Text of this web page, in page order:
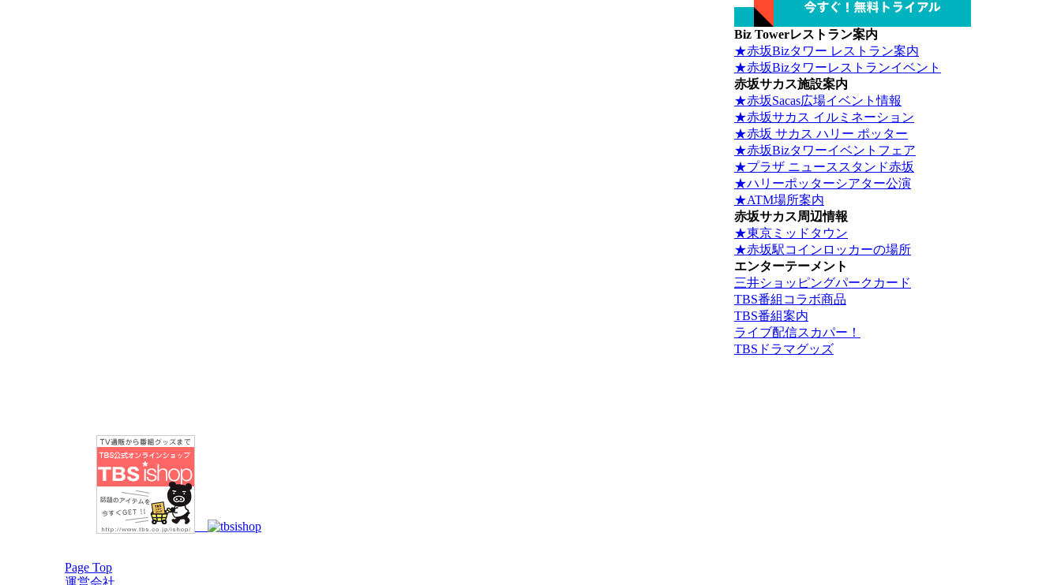
Biz Towerレストラン案内
★赤坂Bizタワー レストラン案内
★赤坂Bizタワーレストランイベント
赤坂サカス施設案内
★赤坂Sacas広場イベント情報
★赤坂サカス イルミネーション
★赤坂 サカス ハリー ポッター
★赤坂Bizタワーイベントフェア
★プラザ ニューススタンド赤坂
★ハリーポッターシアター公演
★ATM場所案内
赤坂サカス周辺情報
★東京ミッドタウン
★赤坂駅コインロッカーの場所
エンターテーメント
三井ショッピングパークカード
TBS番組コラボ商品
TBS番組案内
ライブ配信スカパー！
TBSドラマグッズ
Page Top